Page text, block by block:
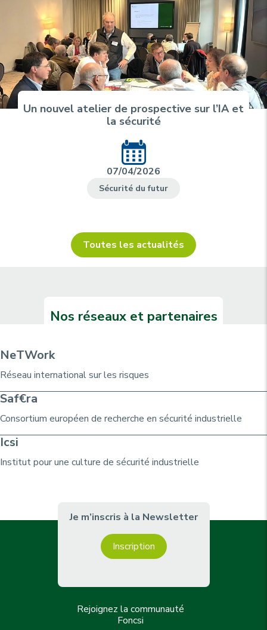
Un nouvel atelier de prospective sur l’IA et
la sécurité
07/04/2026
Sécurité du futur
Toutes les actualités
Nos réseaux et partenaires
NeTWork
Réseau international sur les risques
Saf€ra
Consortium européen de recherche en sécurité industrielle
Icsi
Institut pour une culture de sécurité industrielle
Je m’inscris à la Newsletter
Inscription
Rejoignez la communauté
Foncsi